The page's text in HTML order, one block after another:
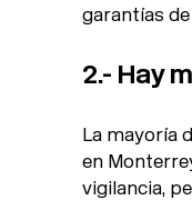
garantías
2.- Hay
La mayoría
en
vigilancia,